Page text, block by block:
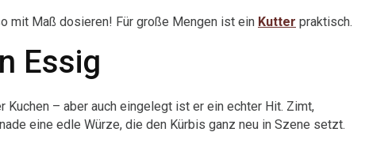
mit Maß dosieren! Für große Mengen ist ein Kutter praktisch.
Essig
– aber auch eingelegt ist er ein echter Hit. Zimt,
eine edle Würze, die den Kürbis ganz neu in Szene setzt.